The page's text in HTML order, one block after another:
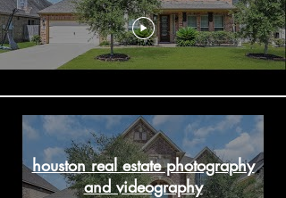
houston real estate photography
and videography